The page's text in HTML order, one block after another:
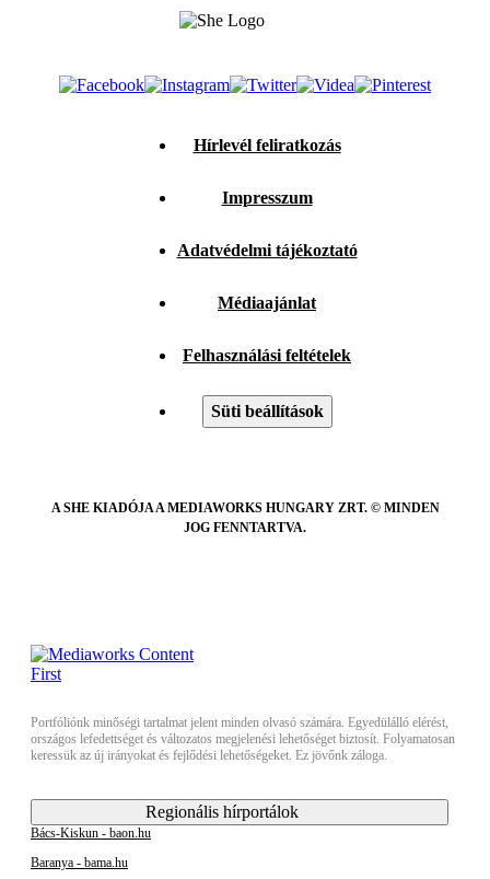
Hírlevél feliratkozás
Impresszum
Adatvédelmi tájékoztató
Médiaajánlat
Felhasználási feltételek
Süti beállítások
A SHE KIADÓJA A MEDIAWORKS HUNGARY ZRT. © MINDEN
JOG FENNTARTVA.
Portfóliónk minőségi tartalmat jelent minden olvasó számára. Egyedülálló elérést,
országos lefedettséget és változatos megjelenési lehetőséget biztosít. Folyamatosan
keressük az új irányokat és fejlődési lehetőségeket. Ez jövőnk záloga.
Regionális hírportálok
Bács-Kiskun - baon.hu
Baranya - bama.hu